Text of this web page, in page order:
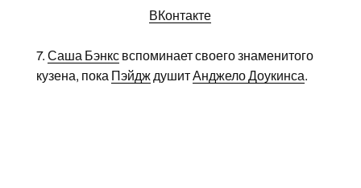
ВКонтакте
7. Саша Бэнксвспоминает своего знаменитого
кузена, пока ПэйдждушитАнджело Доукинса.